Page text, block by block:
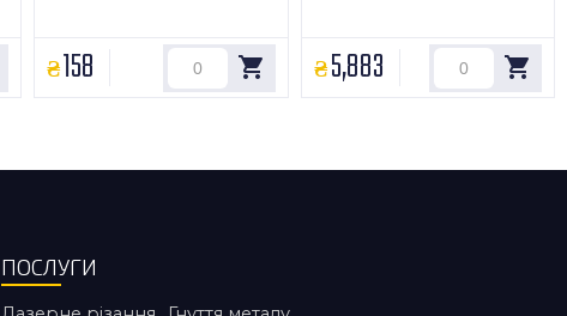
158 5,883
ПОСЛУГИ